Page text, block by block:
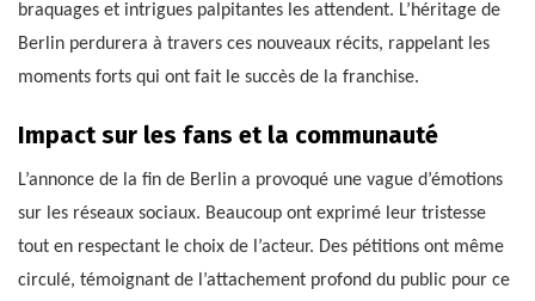
braquages et intrigues palpitantes les attendent. L’héritage de
Berlin perdurera à travers ces nouveaux récits, rappelant les
moments forts qui ont fait le succès de la franchise.
Impact sur les fans et la communauté
L’annonce de la fin de Berlin a provoqué une vague d’émotions
sur les réseaux sociaux. Beaucoup ont exprimé leur tristesse
tout en respectant le choix de l’acteur. Des pétitions ont même
circulé, témoignant de l’attachement profond du public pour ce